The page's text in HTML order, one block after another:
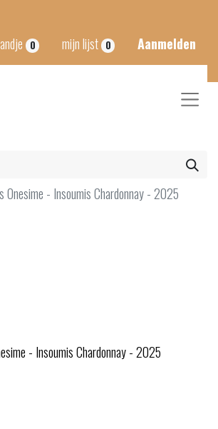
0 mijn lijst 0 Aanmelden
Onesime - Insoumis Chardonnay - 2025